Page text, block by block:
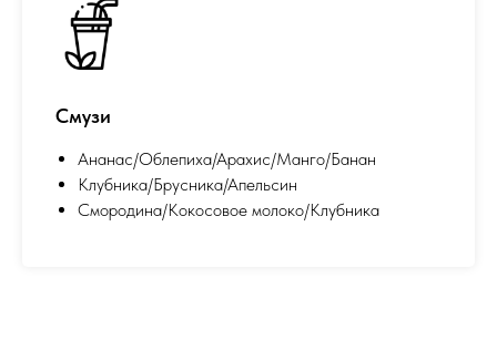
Смузи
Ананас/Облепиха/Арахис/Манго/Банан
Клубника/Брусника/Апельсин
Смородина/Кокосовое молоко/Клубника